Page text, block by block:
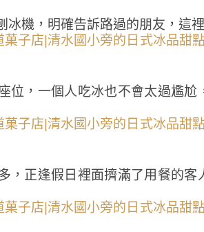
冰機，明確告訴路過的朋友，這
位，一個人吃冰也不會太過尷
，正逢假日裡面擠滿了用餐的